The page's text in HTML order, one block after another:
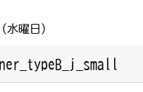
(水曜日)